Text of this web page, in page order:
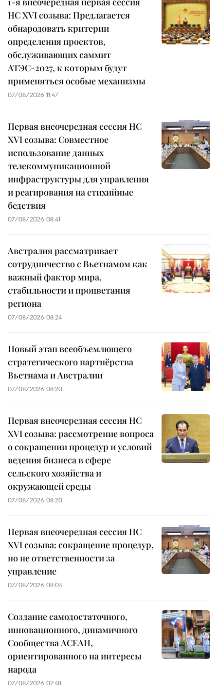
НС XVI созыва: Предлагается
обнародовать критерии
определения проектов,
обслуживающих саммит
АТЭС-2027, к которым будут
применяться особые механизмы
07/08/2026 11:47
Первая внеочередная сессия НС
XVI созыва: Совместное
использование данных
телекоммуникационной
инфраструктуры для управления
и реагирования на стихийные
бедствия
07/08/2026 08:41
Австралия рассматривает
сотрудничество с Вьетнамом как
важный фактор мира,
стабильности и процветания
региона
07/08/2026 08:24
Новый этап всеобъемлющего
стратегического партнёрства
Вьетнама и Австралии
07/08/2026 08:20
Первая внеочередная сессия НС
XVI созыва: рассмотрение вопроса
о сокращении процедур и условий
ведения бизнеса в сфере
сельского хозяйства и
окружающей среды
07/08/2026 08:20
Первая внеочередная сессия НС
XVI созыва: сокращение процедур,
но не ответственности за
управление
07/08/2026 08:04
Создание самодостаточного,
инновационного, динамичного
Сообщества АСЕАН,
ориентированного на интересы
народа
07/08/2026 07:48